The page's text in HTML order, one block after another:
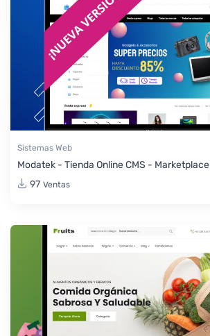
Sistemas Web
Modatek - Tienda Online CMS - Marketplace
97 Ventas